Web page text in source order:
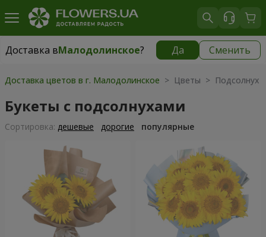
Доставка вМалодолинское? Да Сменить
Доставка вМалодолинское|бесплатно
Доставка цветов в г. Малодолинское > Цветы > Подсолнух
Букеты с подсолнухами
Cортировка: дешевые дорогие популярные